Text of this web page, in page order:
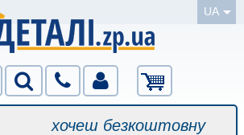
UA
хочеш безкоштовну